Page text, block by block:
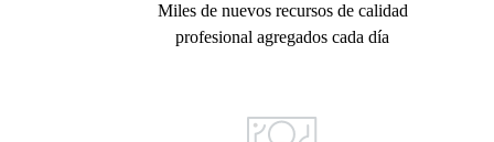
Miles de nuevos recursos de calidad
profesional agregados cada día